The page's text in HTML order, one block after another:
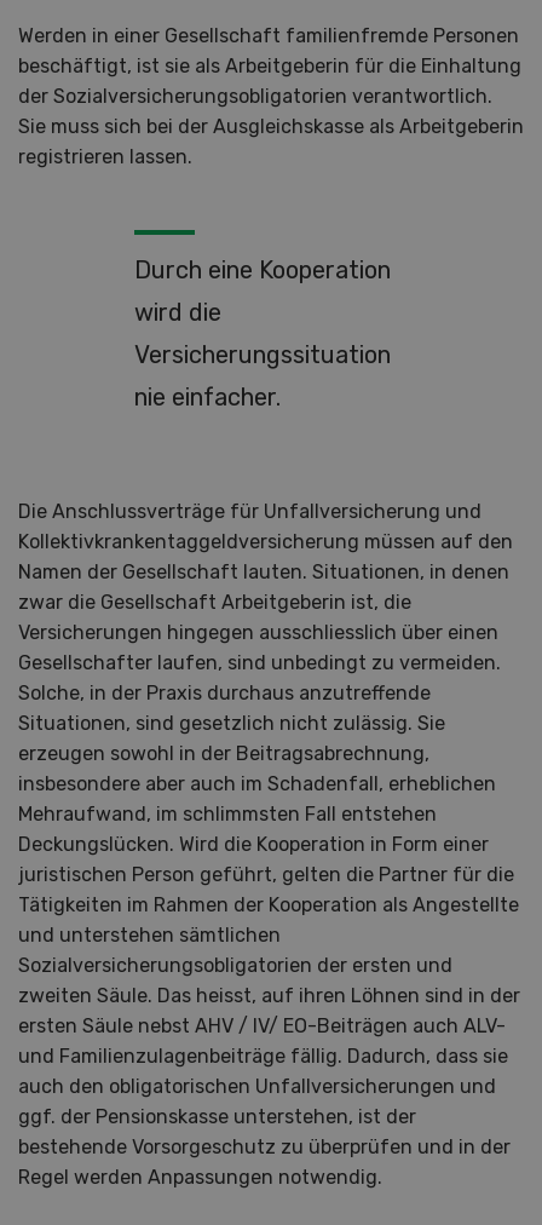
Werden in einer Gesellschaft familienfremde Personen
beschäftigt, ist sie als Arbeitgeberin für die Einhaltung
der Sozialversicherungsobligatorien verantwortlich.
Sie muss sich bei der Ausgleichskasse als Arbeitgeberin
registrieren lassen.
Durch eine Kooperation
wird die
Versicherungssituation
nie einfacher.
Die Anschlussverträge für Unfallversicherung und
Kollektivkrankentaggeldversicherung müssen auf den
Namen der Gesellschaft lauten. Situationen, in denen
zwar die Gesellschaft Arbeitgeberin ist, die
Versicherungen hingegen ausschliesslich über einen
Gesellschafter laufen, sind unbedingt zu vermeiden.
Solche, in der Praxis durchaus anzutreffende
Situationen, sind gesetzlich nicht zulässig. Sie
erzeugen sowohl in der Beitragsabrechnung,
insbesondere aber auch im Schadenfall, erheblichen
Mehraufwand, im schlimmsten Fall entstehen
Deckungslücken. Wird die Kooperation in Form einer
juristischen Person geführt, gelten die Partner für die
Tätigkeiten im Rahmen der Kooperation als Angestellte
und unterstehen sämtlichen
Sozialversicherungsobligatorien der ersten und
zweiten Säule. Das heisst, auf ihren Löhnen sind in der
ersten Säule nebst AHV / IV/ EO-Beiträgen auch ALV-
und Familienzulagenbeiträge fällig. Dadurch, dass sie
auch den obligatorischen Unfallversicherungen und
ggf. der Pensionskasse unterstehen, ist der
bestehende Vorsorgeschutz zu überprüfen und in der
Regel werden Anpassungen notwendig.